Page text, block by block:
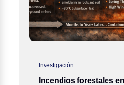
Investigación
Incendios forestales